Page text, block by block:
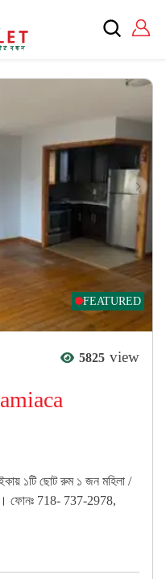
FEATURED
5825 view
১টি ছোট রুম ১ জন মহিলা /
ফোনঃ 718- 737-2978,